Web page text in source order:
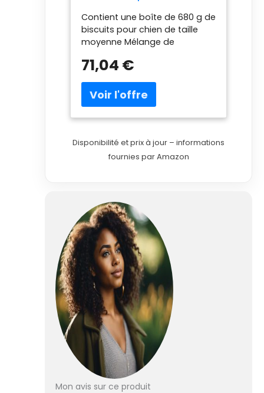
Contient une boîte de 680 g de
biscuits pour chien de taille
moyenne Mélange de
imprimées pour chien avec les
Texture croustillante pour aider
à nettoyer les dents et à
rafraîchir l'haleine Fortifié avec
un bien-être général Fabriqué
à Buffalo, New York, États-Unis
71,04 €
Disponibilité et prix à jour – informations
fournies par Amazon
Mon avis sur ce produit